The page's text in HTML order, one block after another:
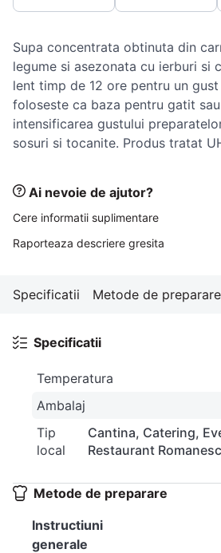
Supa concentrata obtinuta din
legume si asezonata cu ierburi si
lent timp de 12 ore pentru un
foloseste ca baza pentru gatit
intensificarea gustului
sosuri si tocanite. Produs tratat
Ai nevoie de ajutor?
Cere informatii suplimentare
Raporteaza descriere gresita
Specificatii Metode de preparare
Specificatii
Temperatura
Ambalaj
Tip
local
Cantina Catering
Restaurant Romanesc
Metode de preparare
Instructiuni
generale